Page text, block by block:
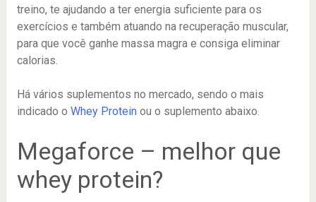
treino, te ajudando a ter energia suficiente para os
exercícios e também atuando na recuperação muscular,
para que você ganhe massa magra e consiga eliminar
calorias.
Há vários suplementos no mercado, sendo o mais
indicado o Whey Proteinou o suplemento abaixo.
Megaforce – melhor que
whey protein?